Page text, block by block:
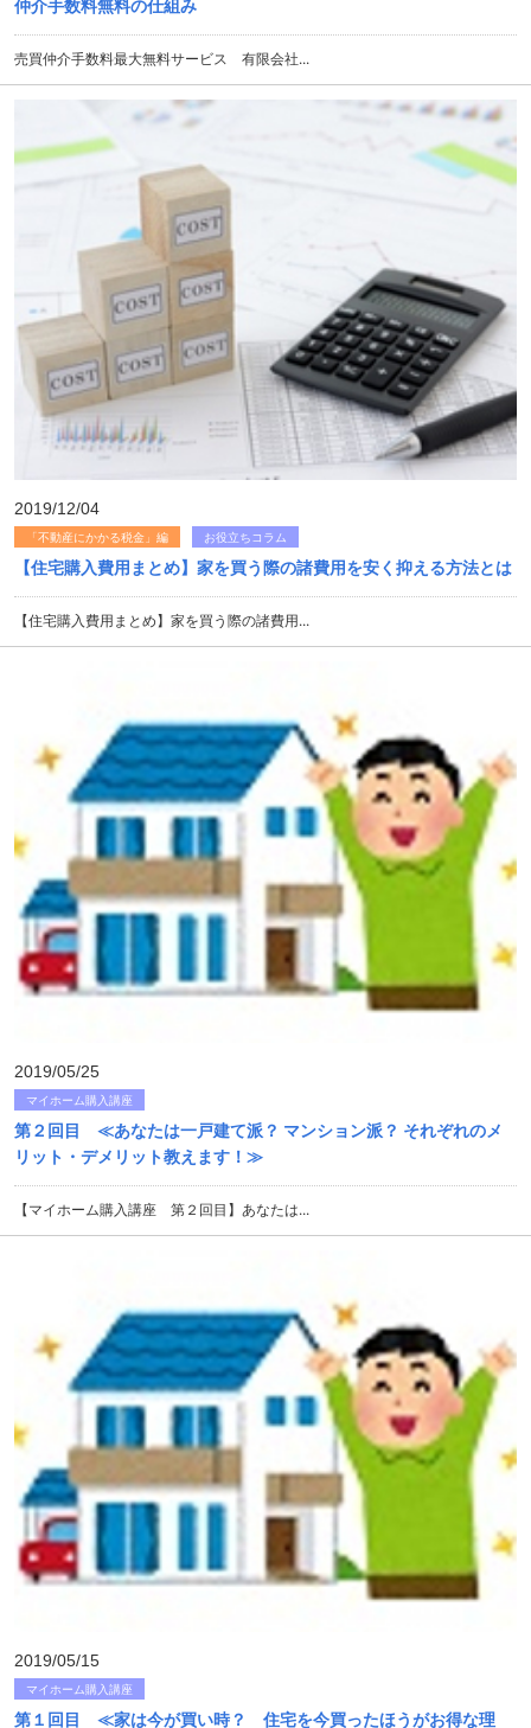
仲介手数料無料の仕組み
売買仲介手数料最大無料サービス 有限会社...
2019/12/04
「不動産にかかる税金」編 お役立ちコラム
【住宅購入費用まとめ】家を買う際の諸費用を安く抑える方法とは
【住宅購入費用まとめ】家を買う際の諸費用...
2019/05/25
マイホーム購入講座
第２回目 ≪あなたは一戸建て派？ マンション派？ それぞれのメ
リット・デメリット教えます！≫
【マイホーム購入講座 第２回目】あなたは...
2019/05/15
マイホーム購入講座
第１回目 ≪家は今が買い時？ 住宅を今買ったほうがお得な理